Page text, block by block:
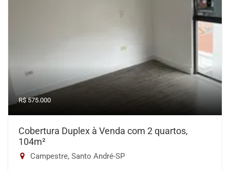
R$ 575.000
Cobertura Duplex à Venda com 2 quartos,
104m²
Campestre, Santo André-SP